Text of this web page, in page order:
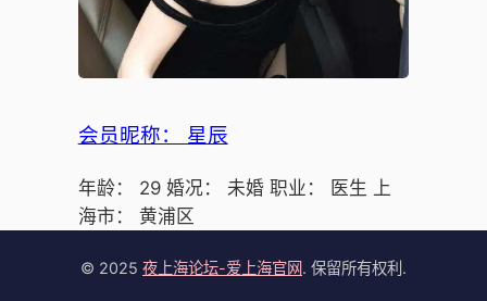
会员昵称： 星辰
年龄： 29 婚况： 未婚 职业： 医生 上
海市： 黄浦区
© 2025 夜上海论坛-爱上海官网. 保留所有权利.